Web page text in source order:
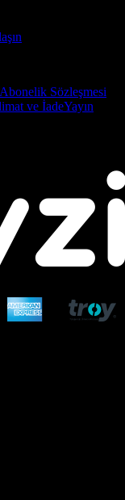
Abonelik Sözleşmesi
ve İadeYayın